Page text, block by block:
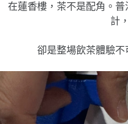
在蓮香樓，茶不是配角。普
計，
卻是整場飲茶體驗不